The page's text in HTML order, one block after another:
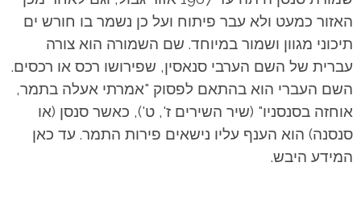
האזור כמעט ולא עבר פיתוח ועל כן נשמר בו חורש ים
תיכוני מגוון ושמור במיוחד. שם השמורה הוא צורה
עברית של השם הערבי סנאסין, שפירושו רכס או רכסים.
השם העברי הוא בהתאם לפסוק "אמרתי אעלה בתמר,
אוחזה בסנסניו" (שיר השירים ז', ט'), כאשר סנסן (או
סנסנה) הוא הענף עליו נישאים פירות התמר. עד כאן
המידע היבש.